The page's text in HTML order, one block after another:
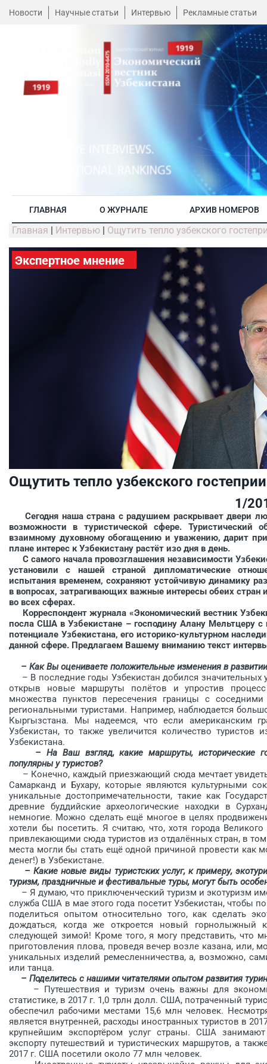
Новости Научные статьи Интервью Рекламные статьи
ГЛАВНАЯ О ЖУРНАЛЕ АРХИВ НОМЕРОВ
Главная | Интервью | Ощутить тепло узбекского
Экспертное мнение
Ощутить тепло узбекского
1/
Сегодня наша страна с радушием раскрывает двери
возможности в туристической сфере. Туристический
взаимному духовному обогащению и уважению, дарит
плане интерес к Узбекистану растёт изо дня в день.
С самого начала провозглашения независимости
установили с нашей страной дипломатические
испытания временем, сохраняют устойчивую динамику
в вопросах, затрагивающих важные интересы обеих стран
во всех сферах.
Корреспондент журнала «Экономический вестник
посла США в Узбекистане – господину Алану Мельтцеру
потенциале Узбекистана, его историко-культурном
данной сфере. Предлагаем Вашему вниманию текст
– Как Вы оцениваете положительные изменения в
– В последние годы Узбекистан добился значительных
открыв новые маршруты полётов и упростив
множества пунктов пересечения границы с
региональными туристами. Например, наблюдается
Кыргызстана. Мы надеемся, что если американским
Узбекистан, то также увеличится количество
Узбекистана.
– На Ваш взгляд, какие маршруты, исторические
популярны у туристов?
– Конечно, каждый приезжающий сюда мечтает
Самарканд и Бухару, которые являются культурными
уникальные достопримечательности, такие как
древние буддийские археологические находки в
немногие. Можно сделать ещё многое в целях
хотели бы посетить. Я считаю, что, хотя города
привлекающими сюда туристов из отдалённых стран, в
места могли бы стать ещё одной причиной провести
денег!) в Узбекистане.
– Какие новые виды туристских услуг, к примеру,
туризм, праздничные и фестивальные туры, могут быть
– Я думаю, что приключенческий туризм и экотуризм
служба США в мае этого года посетит Узбекистан, чтобы
поделиться опытом относительно того, как сделать
дождаться, когда же откроется новый горнолыжный
следующей зимой! Кроме того, я могу представить, что
приготовления плова, проведя вечер возле казана, или,
уникальных изделий ремесленничества, а, возможно,
или танца.
– Поделитесь с нашими читателями опытом развития
– Путешествия и туризм очень важны для
статистике, в 2017 г. 1,0 трлн долл. США, потраченный
обеспечил рабочими местами 15,6 млн человек.
является внутренней, расходы иностранных туристов в
крупнейшим экспортёром услуг страны. США
экспорту путешествий и туристических маршрутов, а
2017 г. США посетили около 77 млн человек.